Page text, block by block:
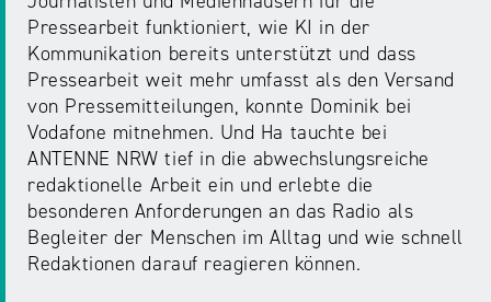
Safer
Internet
Day
Elternabende
Pressearbeit funktioniert, wie KI in der
Kommunikation bereits unterstützt und dass
Pressearbeit weit mehr umfasst als den Versand
von Pressemitteilungen, konnte Dominik bei
Vodafone mitnehmen. Und Ha tauchte bei
ANTENNE NRW tief in die abwechslungsreiche
redaktionelle Arbeit ein und erlebte die
besonderen Anforderungen an das Radio als
Begleiter der Menschen im Alltag und wie schnell
Redaktionen darauf reagieren können.